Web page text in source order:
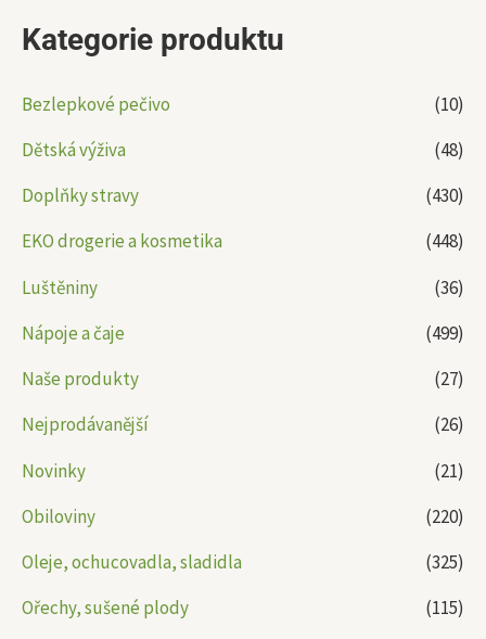
Kategorie produktu
Bezlepkové pečivo
(10)
Dětská výživa
(48)
Doplňky stravy
(430)
EKO drogerie a kosmetika
(448)
Luštěniny
(36)
Nápoje a čaje
(499)
Naše produkty
(27)
Nejprodávanější
(26)
Novinky
(21)
Obiloviny
(220)
Oleje, ochucovadla, sladidla
(325)
Ořechy, sušené plody
(115)